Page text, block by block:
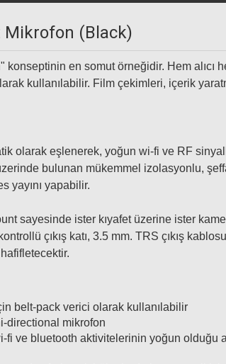
Mikrofon (Black)
en somut örneğidir. Hem alıcı
kullanılabilir. Film çekimleri, içerik
olarak eşlenerek, yoğun wi-fi ve RF
bulunan mükemmel izolasyonlu,
yayını yapabilir.
sayesinde ister kıyafet üzerine ister
çıkış katı, 3.5 mm. TRS çıkış
belt-pack verici olarak kullanılabilir
directional mikrofon
fi ve bluetooth aktivitelerinin yoğun